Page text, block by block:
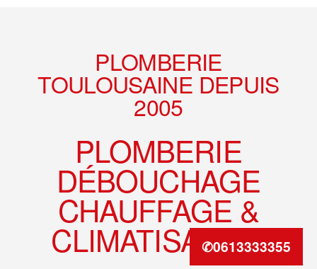
PLOMBERIE
TOULOUSAINE DEPUIS
2005
PLOMBERIE
DÉBOUCHAGE
CHAUFFAGE &
CLIMATISATION
✆0613333355